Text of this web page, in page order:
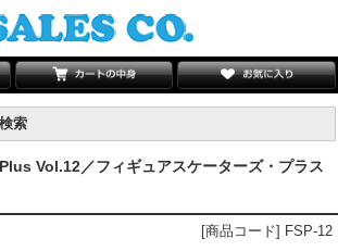
索
Vol.12／フィギュアスケーターズ・プラス
[商品コード] FSP-12